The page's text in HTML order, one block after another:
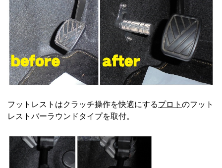
フットレストはクラッチ操作を快適にするプロト のフット
レストバーラウンドタイプを取付。